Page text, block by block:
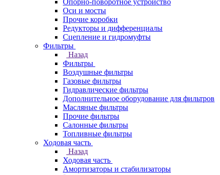
Опорно-поворотное устройство
Оси и мосты
Прочие коробки
Редукторы и дифференциалы
Сцепление и гидромуфты
Фильтры
Назад
Фильтры
Воздушные фильтры
Газовые фильтры
Гидравлические фильтры
Дополнительное оборудование для фильтров
Масляные фильтры
Прочие фильтры
Салонные фильтры
Топливные фильтры
Ходовая часть
Назад
Ходовая часть
Амортизаторы и стабилизаторы